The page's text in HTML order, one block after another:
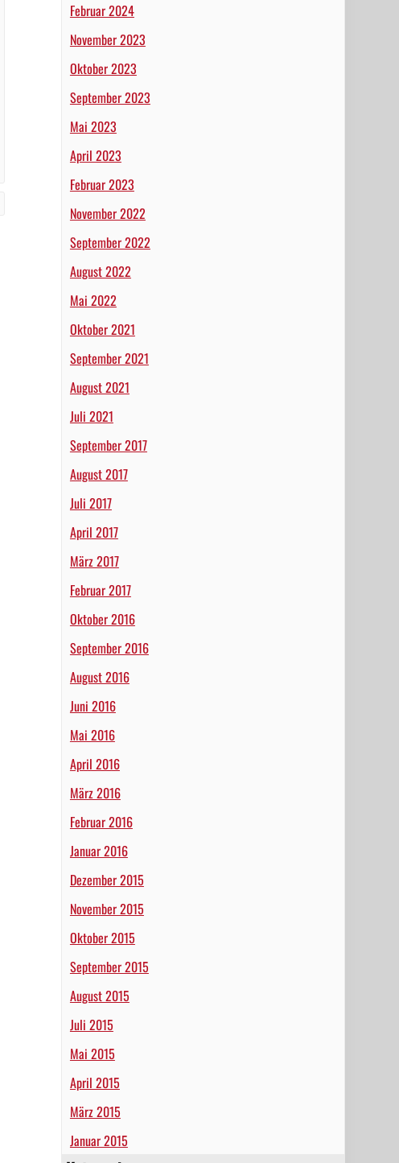
Februar 2024
November 2023
Oktober 2023
September 2023
Mai 2023
April 2023
Februar 2023
November 2022
September 2022
August 2022
Mai 2022
Oktober 2021
September 2021
August 2021
Juli 2021
September 2017
August 2017
Juli 2017
April 2017
März 2017
Februar 2017
Oktober 2016
September 2016
August 2016
Juni 2016
Mai 2016
April 2016
März 2016
Februar 2016
Januar 2016
Dezember 2015
November 2015
Oktober 2015
September 2015
August 2015
Juli 2015
Mai 2015
April 2015
März 2015
Januar 2015